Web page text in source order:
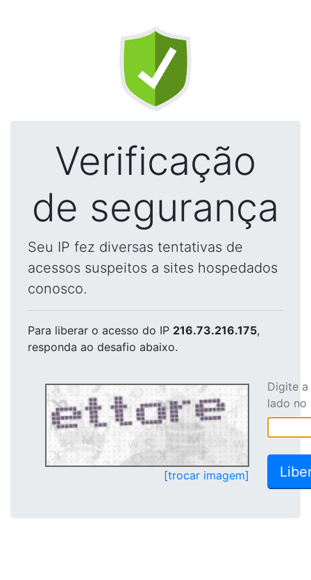
Verificação
de segurança
Seu IP fez diversas tentativas de
acessos suspeitos a sites hospedados
conosco.
Para liberar o acesso do IP 216.73.216.175,
responda ao desafio abaixo.
[trocar imagem]
Digite
lado no